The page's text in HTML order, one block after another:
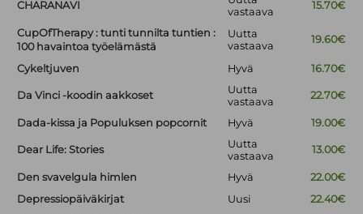
CHARANAVI
vastaava
15.70€
CupOfTherapy : tunti tunnilta tuntien :
100 havaintoa työelämästä
Uutta
vastaava
19.60€
Cykeltjuven Hyvä 16.70€
Da Vinci -koodin aakkoset
Uutta
vastaava
22.70€
Dada-kissa ja Populuksen popcornit Hyvä 19.00€
Dear Life: Stories
Uutta
vastaava
13.00€
Den svavelgula himlen Hyvä
22.00€
Depressiopäiväkirjat
Uusi
22.40€